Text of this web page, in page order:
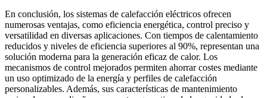
En conclusión, los sistemas de calefacción eléctricos ofrecen
numerosas ventajas, como eficiencia energética, control preciso y
versatilidad en diversas aplicaciones. Con tiempos de calentamiento
reducidos y niveles de eficiencia superiores al 90%, representan una
solución moderna para la generación eficaz de calor. Los
mecanismos de control mejorados permiten ahorrar costes mediante
un uso optimizado de la energía y perfiles de calefacción
personalizables. Además, sus características de mantenimiento